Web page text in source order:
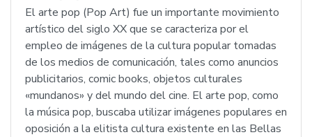
El arte pop (Pop Art) fue un importante movimiento
artístico del siglo XX que se caracteriza por el
empleo de imágenes de la cultura popular tomadas
de los medios de comunicación, tales como anuncios
publicitarios, comic books, objetos culturales
«mundanos» y del mundo del cine. El arte pop, como
la música pop, buscaba utilizar imágenes populares en
oposición a la elitista cultura existente en las Bellas